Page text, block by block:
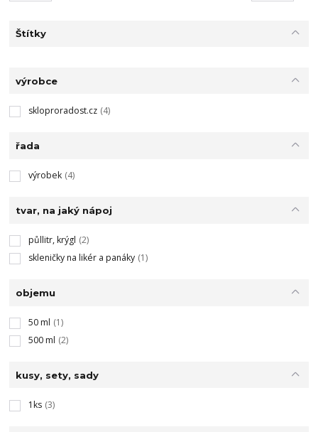
Štítky
výrobce
skloproradost.cz (4)
řada
výrobek (4)
tvar, na jaký nápoj
půllitr, krýgl (2)
skleničky na likér a panáky (1)
objemu
50 ml (1)
500 ml (2)
kusy, sety, sady
1ks (3)